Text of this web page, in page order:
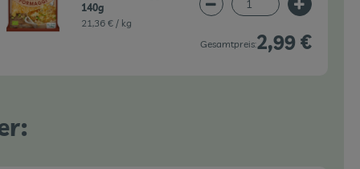
ändern
140g
21,36 € / kg
Artikelanzahl verringern
Gesamtpreis:2,99 €